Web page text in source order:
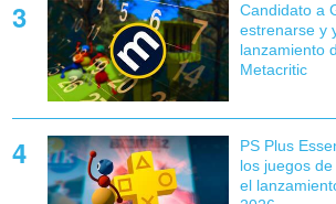
Candidato a
estrenarse y
lanzamiento
Metacritic
PS Plus
los juegos
el